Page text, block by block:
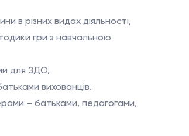
в різних видах діяльності,
гри з навчальною
для ЗДО,
вихованців.
– батьками, педагогами,